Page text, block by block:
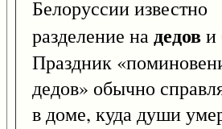
Белоруссии известно
разделение надедови
Праздник
дедов» обычно
в доме, куда души